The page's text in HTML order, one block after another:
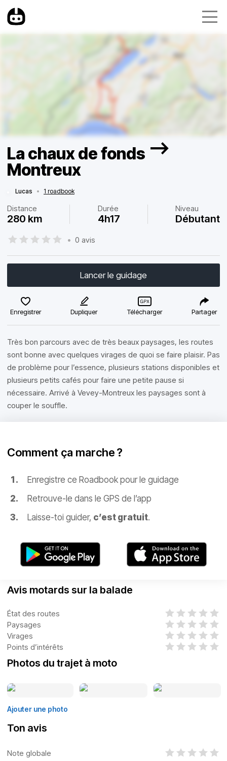
La chaux de fonds —>
Montreux
Lucas • 1 roadbook
Distance
280 km
Durée
4h17
Niveau
Débutant
• 0 avis
Lancer le guidage
Enregistrer Dupliquer Télécharger Partager
Très bon parcours avec de très beaux paysages, les routes
sont bonne avec quelques virages de quoi se faire plaisir. Pas
de problème pour l’essence, plusieurs stations disponibles et
plusieurs petits cafés pour faire une petite pause si
nécessaire. Arrivé à Vevey-Montreux les paysages sont à
couper le souffle.
Comment ça marche ?
Enregistre ce Roadbook pour le guidage
Retrouve-le dans le GPS de l’app
Laisse-toi guider, c’est gratuit.
Avis motards sur la balade
État des routes
Paysages
Virages
Points d’intérêts
Photos du trajet à moto
Ajouter une photo
Ton avis
Note globale